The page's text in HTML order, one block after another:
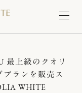
最上級のクオリ
プランを販売ス
WHITE